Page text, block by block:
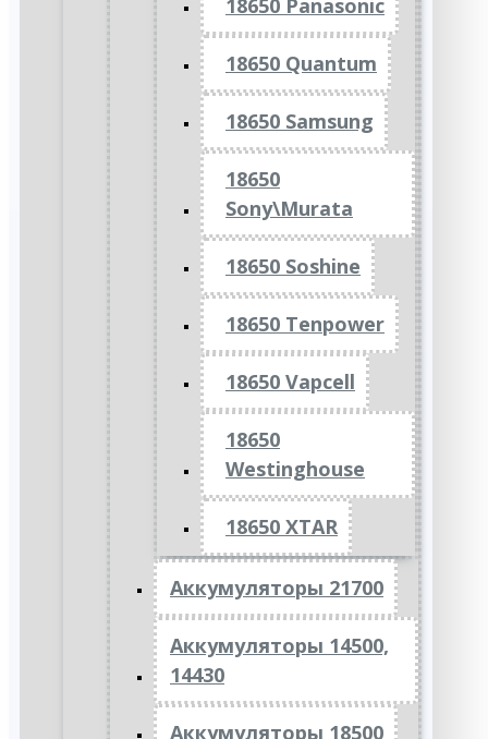
18650 Panasonic
18650 Quantum
18650 Samsung
18650
Sony\Murata
18650 Soshine
18650 Tenpower
18650 Vapcell
18650
Westinghouse
18650 XTAR
Аккумуляторы 21700
Аккумуляторы 14500,
14430
Аккумуляторы 18500